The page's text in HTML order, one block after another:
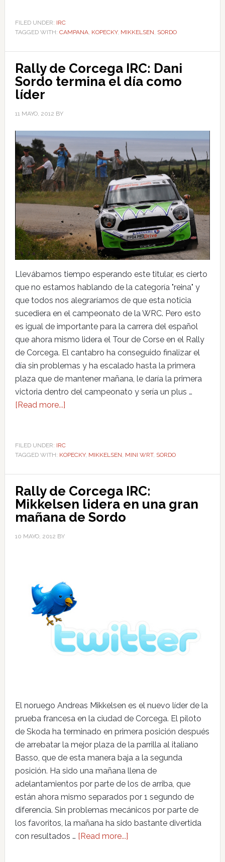
FILED UNDER: IRC
TAGGED WITH: CAMPANA, KOPECKY, MIKKELSEN, SORDO
Rally de Corcega IRC: Dani
Sordo termina el día como
líder
11 MAYO, 2012 BY
Llevábamos tiempo esperando este titular, es cierto
que no estamos hablando de la categoría "reina" y
que todos nos alegraríamos de que esta noticia
sucediera en el campeonato de la WRC. Pero esto
es igual de importante para la carrera del español
que ahora mismo lidera el Tour de Corse en el Rally
de Corcega. El cantabro ha conseguido finalizar el
día sin problemas y ha escalado hasta la primera
plaza que de mantener mañana, le daría la primera
victoria dentro del campeonato y sería un plus …
[Read more...]
FILED UNDER: IRC
TAGGED WITH: KOPECKY, MIKKELSEN, MINI WRT, SORDO
Rally de Corcega IRC:
Mikkelsen lidera en una gran
mañana de Sordo
10 MAYO, 2012 BY
El noruego Andreas Mikkelsen es el nuevo líder de la
prueba francesa en la ciudad de Corcega. El piloto
de Skoda ha terminado en primera posición después
de arrebatar la mejor plaza de la parrilla al italiano
Basso, que de esta manera baja a la segunda
posición. Ha sido una mañana llena de
adelantamientos por parte de los de arriba, que
están ahora mismo separados por 1 segundo de
diferencia. Sin problemas mecánicos por parte de
los favoritos, la mañana ha sido bastante divertida
con resultados … [Read more...]